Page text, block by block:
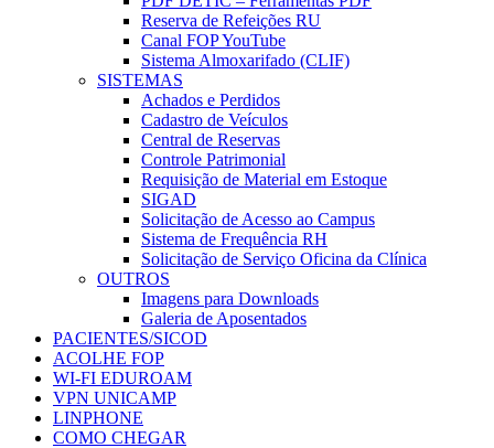
Reserva de Refeições RU
Canal FOP YouTube
Sistema Almoxarifado (CLIF)
SISTEMAS
Achados e Perdidos
Cadastro de Veículos
Central de Reservas
Controle Patrimonial
Requisição de Material em Estoque
SIGAD
Solicitação de Acesso ao Campus
Sistema de Frequência RH
Solicitação de Serviço Oficina da Clínica
OUTROS
Imagens para Downloads
Galeria de Aposentados
PACIENTES/SICOD
ACOLHE FOP
WI-FI EDUROAM
VPN UNICAMP
LINPHONE
COMO CHEGAR